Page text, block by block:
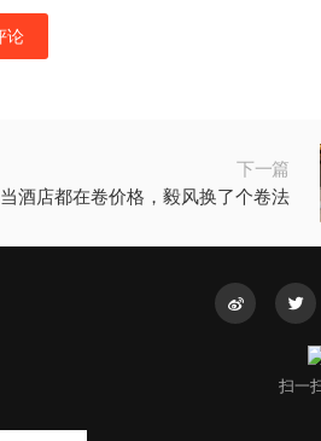
下一篇
当酒店都在卷价格，毅风换了个卷法
扫一